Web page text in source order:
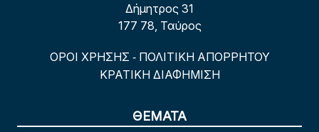
Δήμητρος 31
177 78, Ταύρος
ΟΡΟΙ ΧΡΗΣΗΣ - ΠΟΛΙΤΙΚΗ ΑΠΟΡΡΗΤΟΥ
ΚΡΑΤΙΚΗ ΔΙΑΦΗΜΙΣΗ
ΘΕΜΑΤΑ